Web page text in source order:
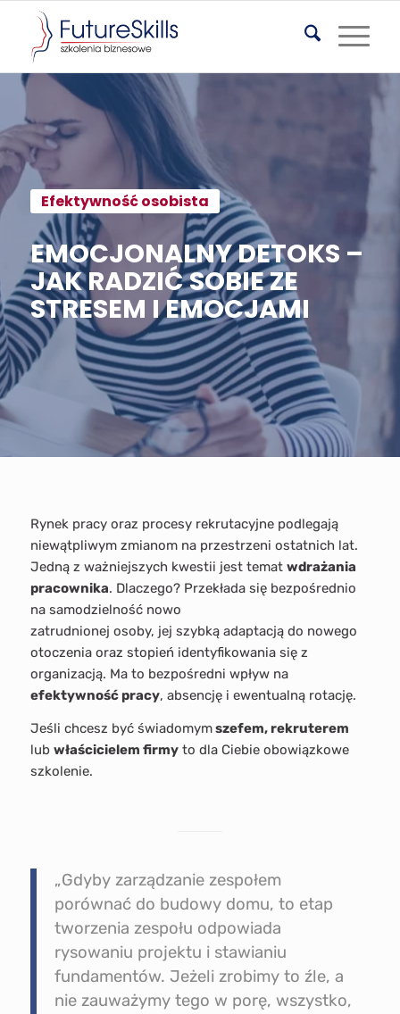
Efektywność osobista
EMOCJONALNY DETOKS –
JAK RADZIĆ SOBIE ZE
STRESEM I EMOCJAMI
Rynek pracy oraz procesy rekrutacyjne podlegają
niewątpliwym zmianom na przestrzeni ostatnich lat.
Jedną z ważniejszych kwestii jest temat wdrażania
pracownika. Dlaczego? Przekłada się bezpośrednio
na samodzielność nowo
zatrudnionej osoby, jej szybką adaptacją do nowego
otoczenia oraz stopień identyfikowania się z
organizacją. Ma to bezpośredni wpływ na
efektywność pracy, absencję i ewentualną rotację.
Jeśli chcesz być świadomymszefem, rekruterem
lub właścicielem firmyto dla Ciebie obowiązkowe
szkolenie.
„Gdyby zarządzanie zespołem
porównać do budowy domu, to etap
tworzenia zespołu odpowiada
rysowaniu projektu i stawianiu
fundamentów. Jeżeli zrobimy to źle, a
nie zauważymy tego w porę, wszystko,